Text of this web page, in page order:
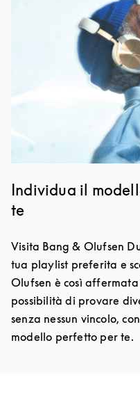
Individua il
te
Visita Bang & Olufsen
tua playlist preferita e
Olufsen è così
possibilità di provare
senza nessun vincolo,
modello perfetto per te.